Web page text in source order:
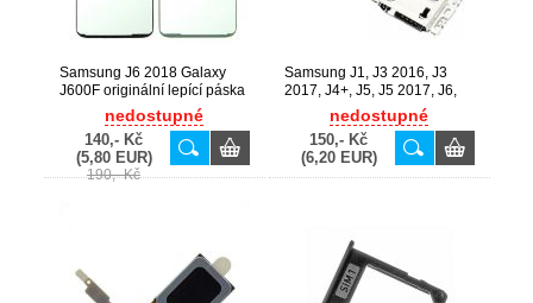
Samsung J6 2018 Galaxy
J600F originální lepící páska
pod LCD (Service Pack) -
GH81-15670A
nedostupné
140,- Kč
(5,80 EUR)
190,- Kč
Samsung J1, J3 2016, J3
2017, J4+, J5, J5 2017, J6,
J6+, A8 2018 / A600F Galaxy
J100H, J320F, J330F, J415F,
J500F, J530F, J600F, J610F,
A600F originální USB
konektor - 3722-003954
nedostupné
150,- Kč
(6,20 EUR)